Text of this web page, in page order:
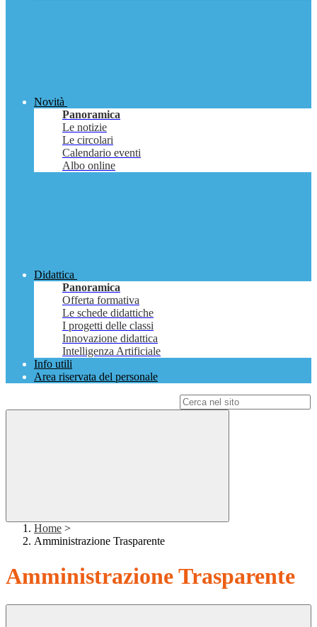
Novità
Panoramica
Le notizie
Le circolari
Calendario eventi
Albo online
Didattica
Panoramica
Offerta formativa
Le schede didattiche
I progetti delle classi
Innovazione didattica
Intelligenza Artificiale
Info utili
Area riservata del personale
Home >
Amministrazione Trasparente
Amministrazione Trasparente